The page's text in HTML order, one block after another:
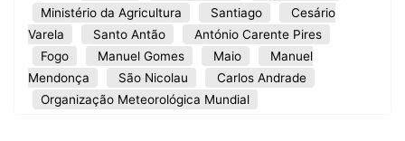
Ministério da Agricultura
Santiago
Cesário
Varela
Santo Antão
António Carente Pires
Fogo
Manuel Gomes Maio
Manuel
Mendonça
São Nicolau
Carlos Andrade
Organização Meteorológica Mundial